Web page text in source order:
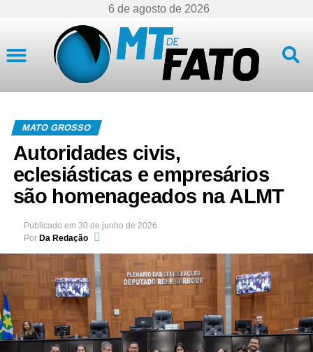
6 de agosto de 2026
MATO GROSSO
Autoridades civis,
eclesiásticas e empresários
são homenageados na ALMT
Publicado em 30 de junho de 2026
Por Da Redação